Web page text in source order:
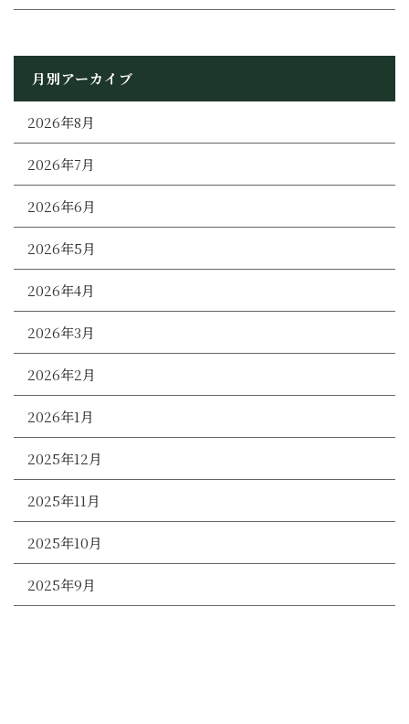
月別アーカイブ
2026年8月
2026年7月
2026年6月
2026年5月
2026年4月
2026年3月
2026年2月
2026年1月
2025年12月
2025年11月
2025年10月
2025年9月